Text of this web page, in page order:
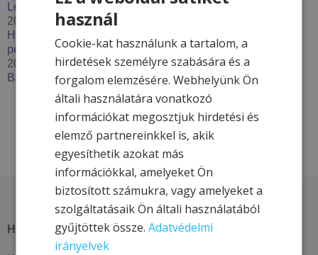
Lendava***
2025. december 2.
Húzzon korit, pattanjon szánkóra – Élje át a tél minden
percét a Hotel & More szállodákkal
2025. szeptember 29.
Bakancslistás túrázóhelyek Magyarországon
HOTEL & MORE HOTELS
használ
Cookie-kat használunk a tartalom, a
hirdetések személyre szabására és a
forgalom elemzésére. Webhelyünk Ön
általi használatára vonatkozó
információkat megosztjuk hirdetési és
elemző partnereinkkel is, akik
egyesíthetik azokat más
információkkal, amelyeket Ön
biztosított számukra, vagy amelyeket a
szolgáltatásaik Ön általi használatából
gyűjtöttek össze.Adatvédelmi
irányelvek